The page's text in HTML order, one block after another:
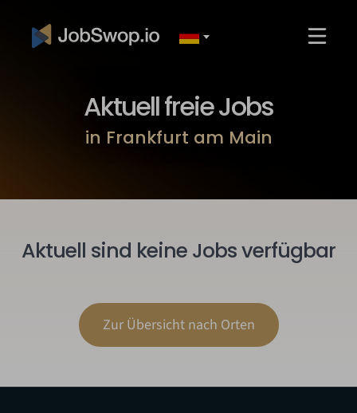
Aktuell freie Jobs
in Frankfurt am Main
Aktuell sind keine Jobs verfügbar
Zur Übersicht nach Orten